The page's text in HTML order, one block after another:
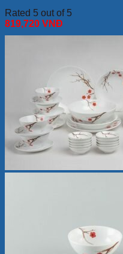
Rated 5 out of 5
819,720 VNĐ